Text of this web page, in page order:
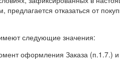
отказаться от
следующие значения:
оформления Заказа (п.1.7.)